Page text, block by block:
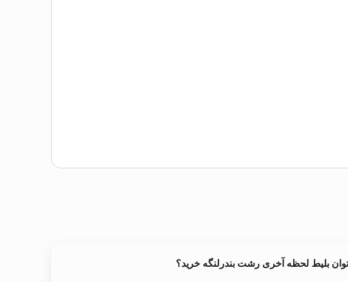
بلیط لحظه آخری رشت بندرلنگه خرید؟